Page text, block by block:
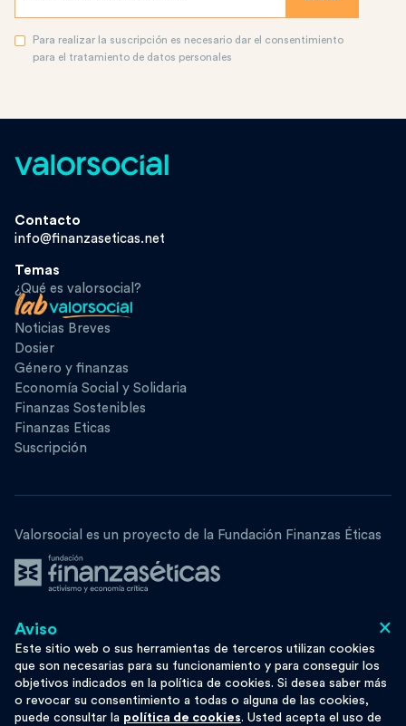
Para realizar la suscripción es necesario dar el consentimiento
para el tratamiento de datos personales
Contacto
info@finanzaseticas.net
Temas
¿Qué es valorsocial?
Noticias Breves
Dosier
Género y finanzas
Economía Social y Solidaria
Finanzas Sostenibles
Finanzas Eticas
Suscripción
Valorsocial es un proyecto de la Fundación Finanzas Éticas
Síguenos
Esta obra se distribuye bajo licenciaMoze
×
Aviso
Este sitio web o sus herramientas de terceros utilizan cookies
que son necesarias para su funcionamiento y para conseguir los
objetivos indicados en la política de cookies. Si desea saber más
o revocar su consentimiento a todas o alguna de las cookies,
puede consultar la política de cookies. Usted acepta el uso de